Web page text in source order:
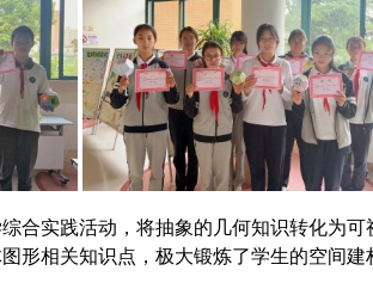
合实践活动，将抽象的几何知识转化为可
形相关知识点，极大锻炼了学生的空间建